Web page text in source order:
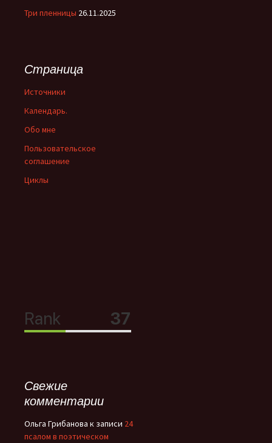
Три пленницы 26.11.2025
Страница
Источники
Календарь.
Обо мне
Пользовательское
соглашение
Циклы
Свежие
комментарии
Ольга Грибанова к записи 24
псалом в поэтическом